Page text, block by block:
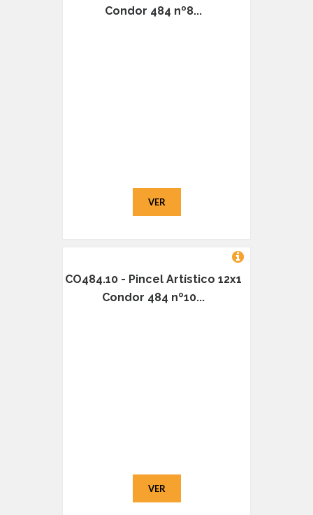
Condor 484 nº8...
VER
CO484.10 - Pincel Artístico 12x1
Condor 484 nº10...
VER